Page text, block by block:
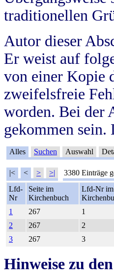
traditionellen
Autor dieser
Er weist auf
von einer Kopie
zweifelsfreie
worden. Bei der
gekommen
Alles Suchen Auswahl
|< < > >| 3380 Einträge
Lfd-
Nr
Seite im
Kirchenbuch
Lfd-Nr im
1
267 1
2
267 2
3
267 3
Hinweise zu